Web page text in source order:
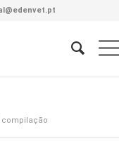
compilação